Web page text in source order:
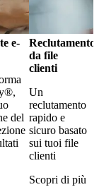
e-
del
Reclutamento
da file
clienti
Un
reclutamento
rapido e
sicuro basato
sui tuoi file
clienti
Scopri di più